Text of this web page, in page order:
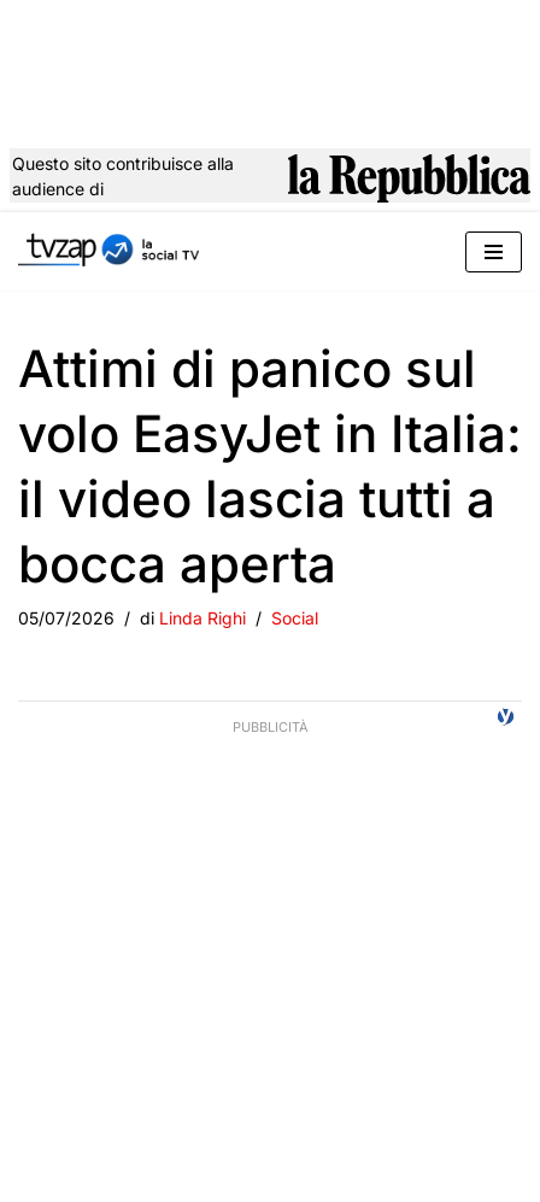
al
Questo sito contribuisce alla
audience di
Attimi di panico sul
volo EasyJet in Italia:
il video lascia tutti a
bocca aperta
05/07/2026 di Linda Righi Social